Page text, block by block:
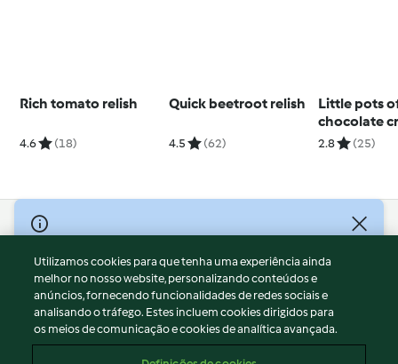
Rich tomato relish
4.6 (18)
Quick beetroot relish
4.5 (62)
Little pots
chocolate
2.8 (25)
© Copyright 2026
Termos de Utilização
Aviso sobre Proteção de Dados
Aviso
Apoio legal
Utilizamos cookies para que tenha uma experiência ainda
melhor no nosso website, personalizando conteúdos e
anúncios, fornecendo funcionalidades de redes sociais e
analisando o tráfego. Estes incluem cookies dirigidos para
os meios de comunicação e cookies de analítica avançada.